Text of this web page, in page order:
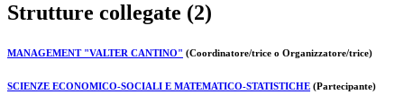
Strutture collegate (2)
MANAGEMENT "VALTER CANTINO" (Coordinatore/trice o Organizzatore/trice)
SCIENZE ECONOMICO-SOCIALI E MATEMATICO-STATISTICHE (Partecipante)